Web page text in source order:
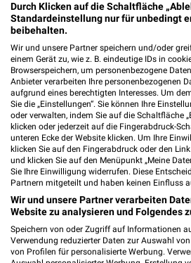
Gültig bis Fr. 14.08. Noch
25,2 km
Durch Klicken auf die Schaltfläche
Standardeinstellung nur für unbedingt
beibehalten.
Wir und unsere Partner speichern und/oder
einem Gerät zu, wie z. B. eindeutige IDs in
Browserspeichern, um personenbezogene
Anbieter verarbeiten Ihre personenbezogenen
aufgrund eines berechtigten Interesses. Um
Sie die „Einstellungen“. Sie können Ihre
oder verwalten, indem Sie auf die Schaltfläche
klicken oder jederzeit auf die Fingerabdruck-
unteren Ecke der Website klicken. Um Ihre
klicken Sie auf den Fingerabdruck oder den
und klicken Sie auf den Menüpunkt „Meine
Sie Ihre Einwilligung widerrufen. Diese
Partnern mitgeteilt und haben keinen Einfluss
Wir und unsere Partner verarbeiten
Website zu analysieren und Folgendes
Speichern von oder Zugriff auf Informationen
Verwendung reduzierter Daten zur Auswahl
von Profilen für personalisierte Werbung.